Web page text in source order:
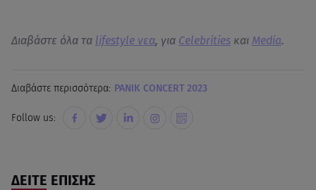
Διαβάστε όλα τα lifestyle νεα, για Celebrities και Media.
Διαβάστε περισσότερα: PANIK CONCERT 2023
Follow us:
ΔΕΙΤΕ ΕΠΙΣΗΣ